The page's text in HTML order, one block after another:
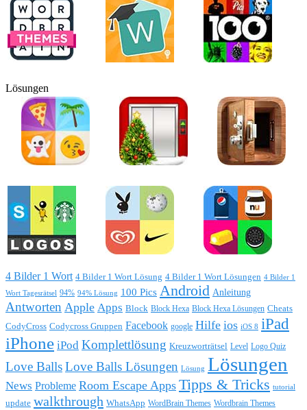
Lösungen
4 Bilder 1 Wort 4 Bilder 1 Wort Lösung 4 Bilder 1 Wort Lösungen 4 Bilder 1
Wort Tagesrätsel 94% 94% Lösung 100 Pics Android Anleitung
Antworten Apple Apps Block Block Hexa Block Hexa Lösungen Cheats
CodyCross Codycross Gruppen Facebook google Hilfe ios iOS 8 iPad
iPhone iPod Komplettlösung Kreuzworträtsel Level Logo Quiz
Love BallsLove Balls Lösungen Lösung Lösungen
News Probleme Room Escape Apps Tipps & Tricks tutorial
update walkthrough WhatsApp WordBrain Themes Wordbrain Themes